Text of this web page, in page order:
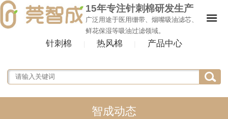
15年专注针刺棉研发生产
广泛用途于医用绷带、烟嘴吸油滤芯、
鲜花保湿等吸油过滤领域。
针刺棉 热风棉 产品中心
智成动态